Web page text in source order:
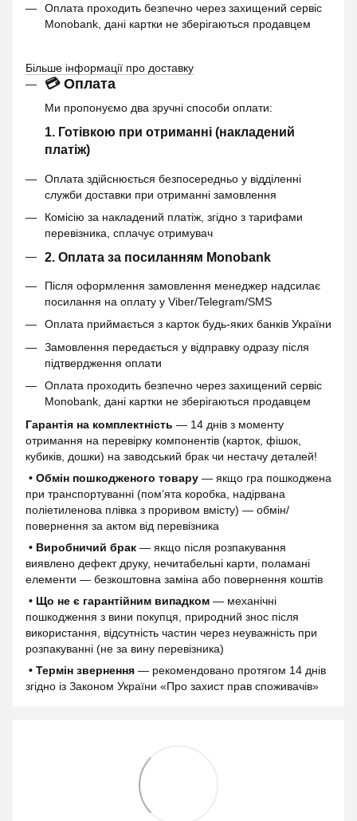
Оплата проходить безпечно через захищений сервіс
Monobank, дані картки не зберігаються продавцем
Більше інформації про доставку
💳 Оплата
Ми пропонуємо два зручні способи оплати:
1. Готівкою при отриманні (накладений
платіж)
Оплата здійснюється безпосередньо у відділенні
служби доставки при отриманні замовлення
Комісію за накладений платіж, згідно з тарифами
перевізника, сплачує отримувач
2. Оплата за посиланням Monobank
Після оформлення замовлення менеджер надсилає
посилання на оплату у Viber/Telegram/SMS
Оплата приймається з карток будь-яких банків України
Замовлення передається у відправку одразу після
підтвердження оплати
Оплата проходить безпечно через захищений сервіс
Monobank, дані картки не зберігаються продавцем
Гарантія на комплектність — 14 днів з моменту
отримання на перевірку компонентів (карток, фішок,
кубиків, дошки) на заводський брак чи нестачу деталей!
• Обмін пошкодженого товару — якщо гра пошкоджена
при транспортуванні (пом’ята коробка, надірвана
поліетиленова плівка з проривом вмісту) — обмін/
повернення за актом від перевізника
• Виробничий брак — якщо після розпакування
виявлено дефект друку, нечитабельні карти, поламані
елементи — безкоштовна заміна або повернення коштів
• Що не є гарантійним випадком — механічні
пошкодження з вини покупця, природний знос після
використання, відсутність частин через неуважність при
розпакуванні (не за вину перевізника)
• Термін звернення — рекомендовано протягом 14 днів
згідно із Законом України «Про захист прав споживачів»